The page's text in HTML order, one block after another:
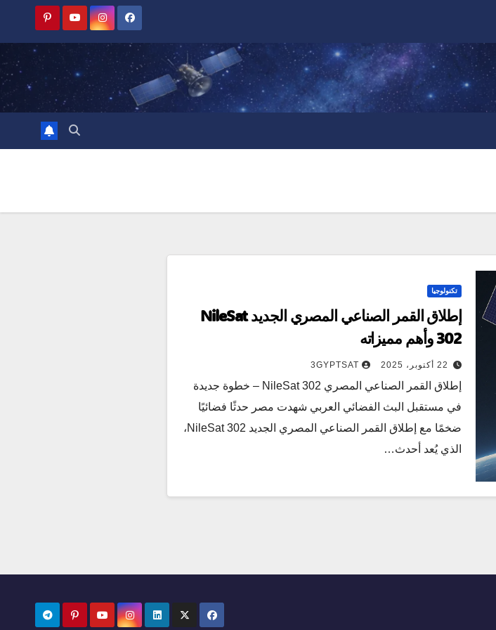
تكنولوجيا
إطلاق القمر الصناعي المصري الجديد NileSat
302 وأهم مميزاته
22 أكتوبر، 2025 3GYPTSAT
إطلاق القمر الصناعي المصري NileSat 302 – خطوة جديدة
في مستقبل البث الفضائي العربي شهدت مصر حدثًا فضائيًا
ضخمًا مع إطلاق القمر الصناعي المصري الجديد NileSat 302،
الذي يُعد أحدث…